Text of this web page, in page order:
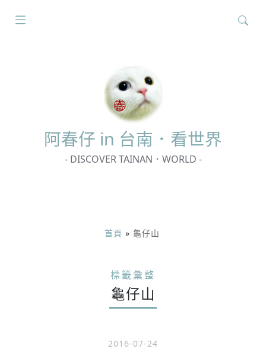
阿春仔 in 台南．看世界
- DISCOVER TAINAN．WORLD -
首頁 » 龜仔山
標籤彙整
龜仔山
2016-07-24